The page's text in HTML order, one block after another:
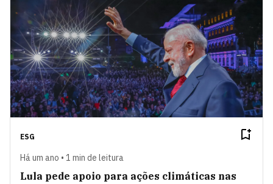
ESG
Há um ano • 1 min de leitura
Lula pede apoio para ações climáticas nas